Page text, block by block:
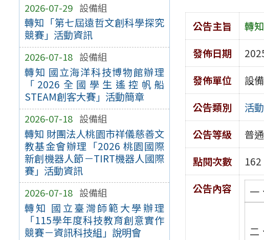
2026-07-29 設備組
轉知「第七屆遠哲文創科學探究
競賽」活動資訊
2026-07-18 設備組
轉知 國立海洋科技博物館辦理
「2026全國學生遙控帆船
STEAM創客大賽」活動簡章
2026-07-18 設備組
轉知 財團法人桃園市祥儀慈善文
教基金會辦理「2026 桃園國際
新創機器人節－TIRT機器人國際
賽」活動資訊
2026-07-18 設備組
轉知 國立臺灣師範大學辦理
「115學年度科技教育創意實作
競賽－資訊科技組」說明會
公告主旨
轉
發佈日期
發佈單位
設
公告類別
活
公告等級
普通
點閱次數
162
公告內容
一
二